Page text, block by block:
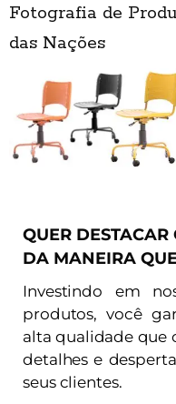
Fotografia de
das Nações
QUER DESTACAR
DA MANEIRA
Investindo em
produtos, você
alta qualidade que
detalhes e
seus clientes.